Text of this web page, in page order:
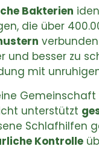
Bakterien
die über
und besser zu
mit
unterstützt
Schlafhilfen
Kontrolle